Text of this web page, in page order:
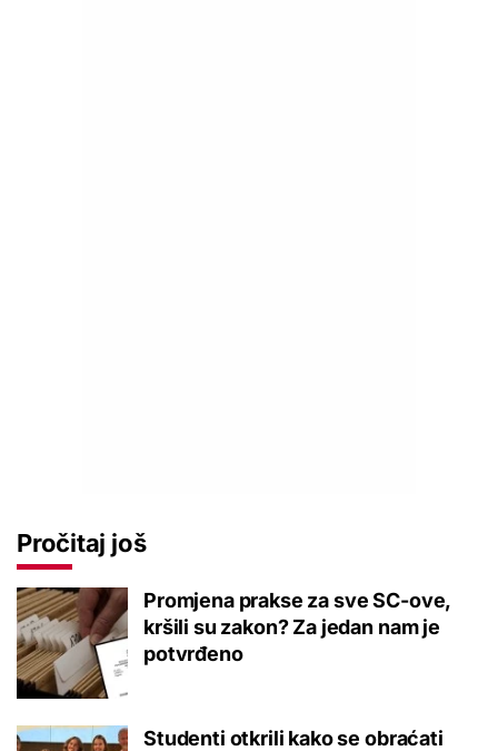
Pročitaj još
Promjena prakse za sve SC-ove,
kršili su zakon? Za jedan nam je
potvrđeno
Studenti otkrili kako se obraćati